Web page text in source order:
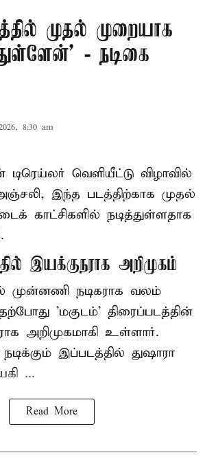
முதல் முறையாக
- நடிகை
8:30 am
டிரெய்லர் வெளியீட்டு விழாவில்
இந்த படத்திற்காக முதல்
காட்சிகளில் நடித்துள்ளதாக
இயக்குநராக அறிமுகம்
முன்னணி நடிகராக வலம்
'மகுடம்' திரைப்படத்தின்
அறிமுகமாகி உள்ளார்.
இப்படத்தில் துஷாரா
...
Read More